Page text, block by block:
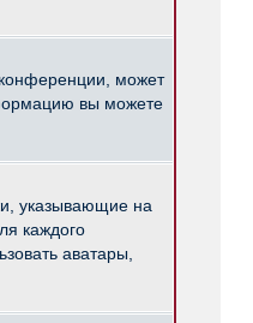
может
вы можете
указывающие на
каждого
аватары,